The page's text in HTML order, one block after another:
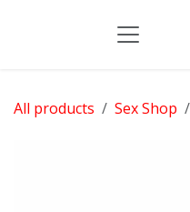
All products Sex Shop